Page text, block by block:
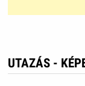
UTAZÁS -